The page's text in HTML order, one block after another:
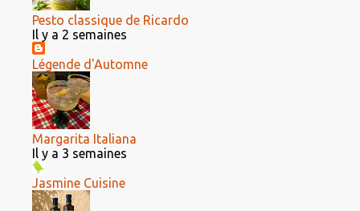
Pesto classique de Ricardo
Il y a 2 semaines
Légende d'Automne
Margarita Italiana
Il y a 3 semaines
Jasmine Cuisine